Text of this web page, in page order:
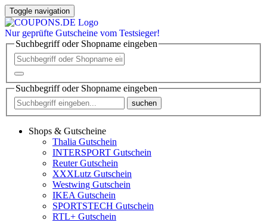
Toggle navigation
Nur geprüfte Gutscheine vom Testsieger!
Suchbegriff oder Shopname eingeben
Suchbegriff oder Shopname eingeben
suchen
Shops & Gutscheine
Thalia Gutschein
INTERSPORT Gutschein
Reuter Gutschein
XXXLutz Gutschein
Westwing Gutschein
IKEA Gutschein
SPORTSTECH Gutschein
RTL+ Gutschein